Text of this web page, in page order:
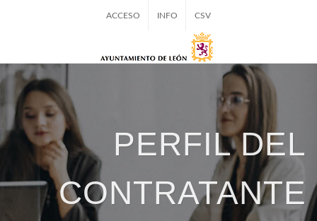
ACCESO INFO CSV
PERFIL DEL
CONTRATANTE